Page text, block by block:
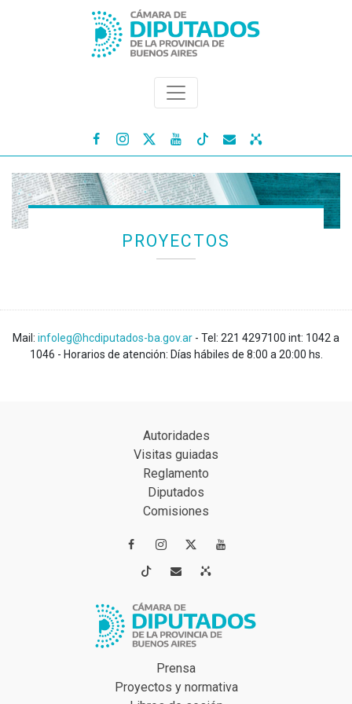
   
PROYECTOS
Mail: infoleg@hcdiputados-ba.gov.ar - Tel: 221 4297100 int: 1042 a
1046 - Horarios de atención: Días hábiles de 8:00 a 20:00 hs.
Autoridades
Visitas guiadas
Reglamento
Diputados
Comisiones
 
 
Prensa
Proyectos y normativa